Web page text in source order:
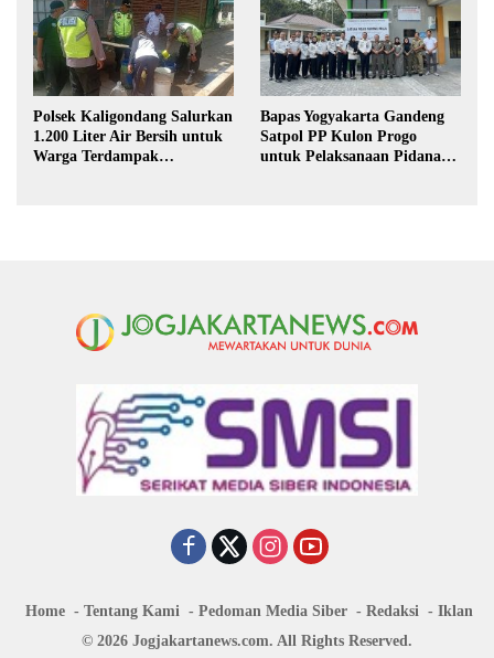
Polsek Kaligondang Salurkan
1.200 Liter Air Bersih untuk
Warga Terdampak
Bapas Yogyakarta Gandeng
Satpol PP Kulon Progo
untuk Pelaksanaan Pidana
Home Tentang Kami Pedoman Media Siber Redaksi
Iklan
© 2026 Jogjakartanews.com. All Rights Reserved.